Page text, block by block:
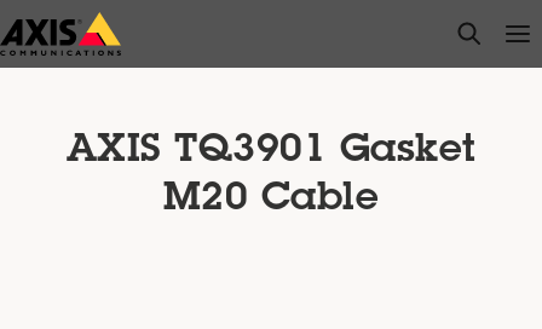
주
요
open
AXIS TQ3901 Gasket
M20 Cable